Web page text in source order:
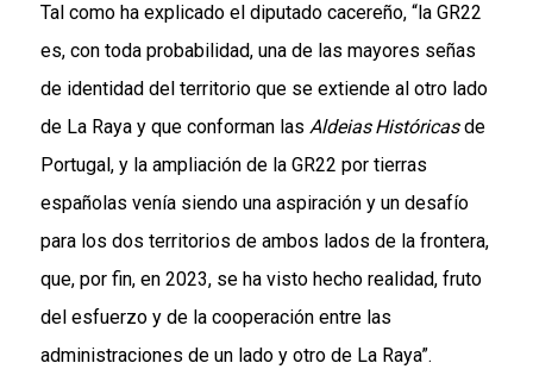
Tal como ha explicado el diputado cacereño, “la GR22
es, con toda probabilidad, una de las mayores señas
de identidad del territorio que se extiende al otro lado
de La Raya y que conforman las Aldeias Históricasde
Portugal, y la ampliación de la GR22 por tierras
españolas venía siendo una aspiración y un desafío
para los dos territorios de ambos lados de la frontera,
que, por fin, en 2023, se ha visto hecho realidad, fruto
del esfuerzo y de la cooperación entre las
administraciones de un lado y otro de La Raya”.